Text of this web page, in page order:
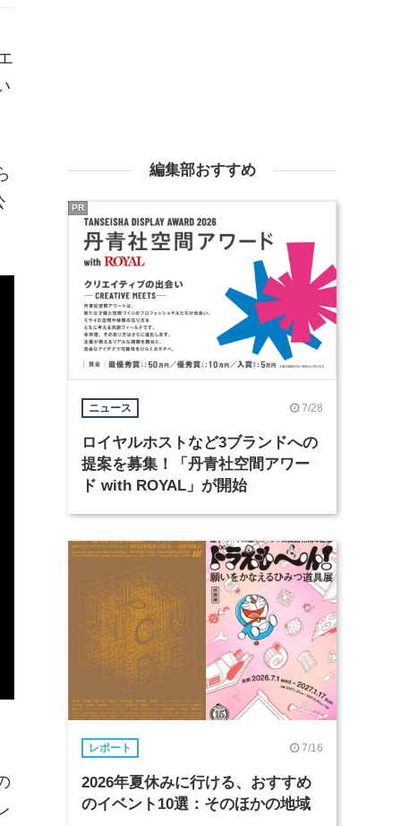
編集部おすすめ
ニュース 7/28
ロイヤルホストなど3ブランドへの
提案を募集！「丹青社空間アワー
ド with ROYAL」が開始
PR
レポート 7/16
2026年夏休みに行ける、おすすめ
のイベント10選：そのほかの地域